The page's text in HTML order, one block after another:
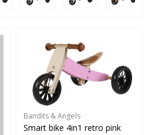
Bandits & Angels
Smart bike 4in1 retro pink